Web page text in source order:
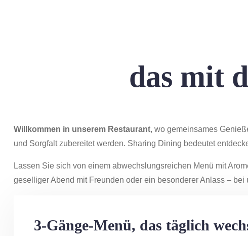
das mit
Willkommen in unserem Restaurant, wo gemeinsames
und Sorgfalt zubereitet werden. Sharing Dining bedeutet
Lassen Sie sich von einem abwechslungsreichen Menü mit
geselliger Abend mit Freunden oder ein besonderer Anlass –
3-Gänge-Menü, das täglich